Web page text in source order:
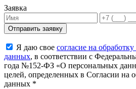
Заявка
Я даю свое согласие на
данных, в соответствии с
года №152-ФЗ «О персональных
целей, определенных в Согласии на
данных *